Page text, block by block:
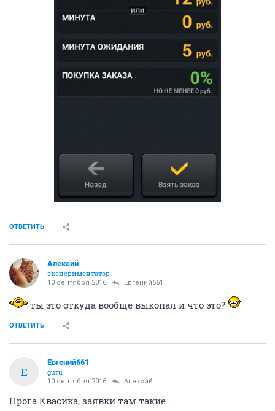
ОТВЕТИТЬ
Алексий
экспериментатор
10 сентября 2016 Евгений661
ты это откуда вообще выкопал и что это?
ОТВЕТИТЬ
Е
Евгений661
guru
10 сентября 2016 Алексий
Прога Квасика, заявки там такие..